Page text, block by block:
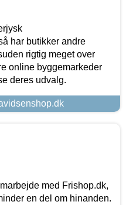
har butikker andre
rigtig meget over
online byggemarkeder
deres udvalg.
med Frishop.dk,
en del om hinanden.